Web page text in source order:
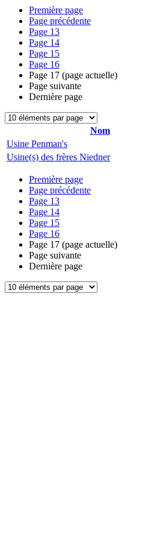
Première page
Page précédente
Page 13
Page 14
Page 15
Page 16
Page 17 (page actuelle)
Page suivante
Dernière page
Nom
Usine Penman's
Usine(s) des frères Niedner
Première page
Page précédente
Page 13
Page 14
Page 15
Page 16
Page 17 (page actuelle)
Page suivante
Dernière page